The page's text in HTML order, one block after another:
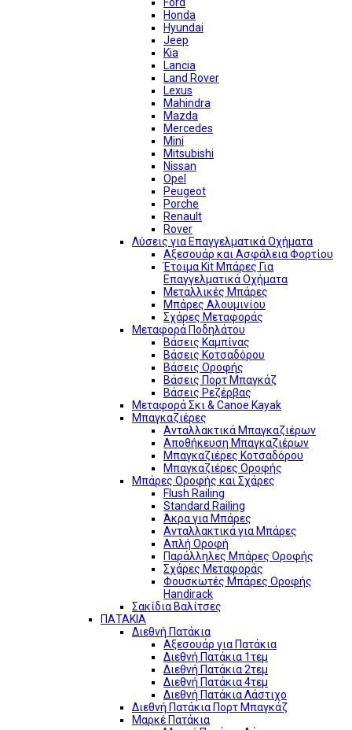
Honda
Hyundai
Jeep
Kia
Lancia
Land Rover
Lexus
Mahindra
Mazda
Mercedes
Mini
Mitsubishi
Nissan
Opel
Peugeot
Porche
Renault
Rover
Λύσεις για Επαγγελματικά Οχήματα
Αξεσουάρ και Ασφάλεια Φορτίου
Έτοιμα Kit Μπάρες Για
Επαγγελματικά Οχήματα
Μεταλλικές Μπάρες
Μπάρες Αλουμινίου
Σχάρες Μεταφοράς
Μεταφορά Ποδηλάτου
Βάσεις Καμπίνας
Βάσεις Κοτσαδόρου
Βάσεις Οροφής
Βάσεις Πορτ Μπαγκάζ
Βάσεις Ρεζέρβας
Μεταφορά Σκι & Canoe Kayak
Μπαγκαζιέρες
Ανταλλακτικά Μπαγκαζιέρων
Αποθήκευση Μπαγκαζιέρων
Μπαγκαζιέρες Κοτσαδόρου
Μπαγκαζιέρες Οροφής
Μπάρες Οροφής και Σχάρες
Flush Railing
Standard Railing
Άκρα για Μπάρες
Ανταλλακτικά για Μπάρες
Απλή Οροφή
Παράλληλες Μπάρες Οροφής
Σχάρες Μεταφοράς
Φουσκωτές Μπάρες Οροφής
Handirack
Σακίδια Βαλίτσες
ΠΑΤΑΚΙΑ
Διεθνή Πατάκια
Αξεσουάρ για Πατάκια
Διεθνή Πατάκια 1τεμ
Διεθνή Πατάκια 2τεμ
Διεθνή Πατάκια 4τεμ
Διεθνή Πατάκια Λάστιχο
Διεθνή Πατάκια Πορτ Μπαγκάζ
Μαρκέ Πατάκια